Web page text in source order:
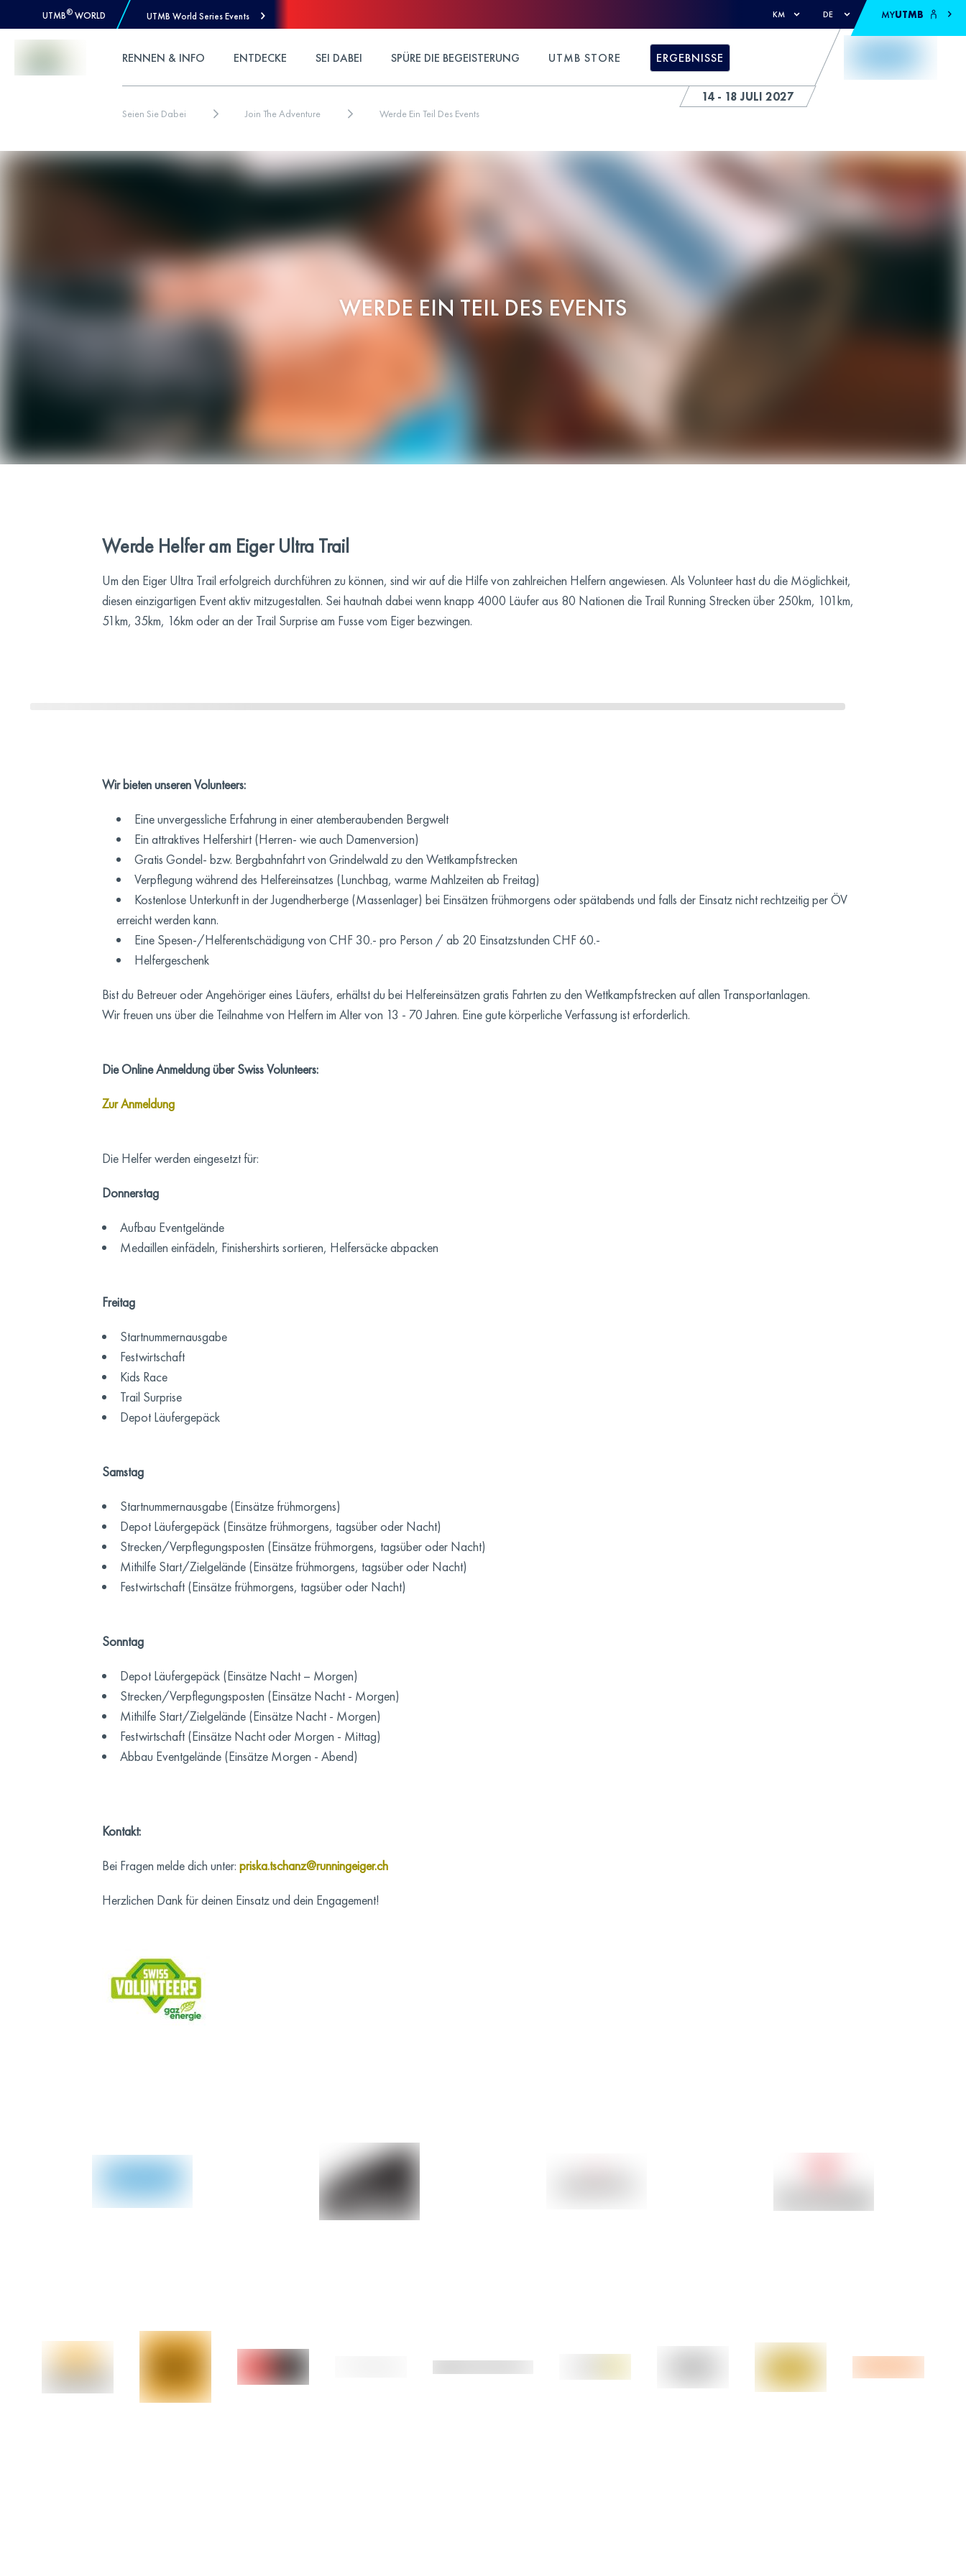
UTMB® WORLD UTMB World Series Events KM DE MYUTMB
14 - 18 JULI 2027
RENNEN & INFO ENTDECKE SEI DABEI SPÜRE DIE BEGEISTERUNG UTMB STORE ERGEBNISSE
Seien Sie Dabei Join The Adventure Werde Ein Teil Des Events
WERDE EIN TEIL DES EVENTS
Werde Helfer am Eiger Ultra Trail
Um den Eiger Ultra Trail erfolgreich durchführen zu können, sind wir auf die Hilfe von zahlreichen Helfern angewiesen. Als Volunteer hast du die Möglichkeit,
diesen einzigartigen Event aktiv mitzugestalten. Sei hautnah dabei wenn knapp 4000 Läufer aus 80 Nationen die Trail Running Strecken über 250km, 101km,
51km, 35km, 16km oder an der Trail Surprise am Fusse vom Eiger bezwingen.
Wir bieten unseren Volunteers:
Eine unvergessliche Erfahrung in einer atemberaubenden Bergwelt
Ein attraktives Helfershirt (Herren- wie auch Damenversion)
Gratis Gondel- bzw. Bergbahnfahrt von Grindelwald zu den Wettkampfstrecken
Verpflegung während des Helfereinsatzes (Lunchbag, warme Mahlzeiten ab Freitag)
Kostenlose Unterkunft in der Jugendherberge (Massenlager) bei Einsätzen frühmorgens oder spätabends und falls der Einsatz nicht rechtzeitig per ÖV
erreicht werden kann.
Eine Spesen-/Helferentschädigung von CHF 30.- pro Person / ab 20 Einsatzstunden CHF 60.-
Helfergeschenk
Bist du Betreuer oder Angehöriger eines Läufers, erhältst du bei Helfereinsätzen gratis Fahrten zu den Wettkampfstrecken auf allen Transportanlagen.
Wir freuen uns über die Teilnahme von Helfern im Alter von 13 - 70 Jahren. Eine gute körperliche Verfassung ist erforderlich.
Die Online Anmeldung über Swiss Volunteers:
Zur Anmeldung
Die Helfer werden eingesetzt für:
Donnerstag
Aufbau Eventgelände
Medaillen einfädeln, Finishershirts sortieren, Helfersäcke abpacken
Freitag
Startnummernausgabe
Festwirtschaft
Kids Race
Trail Surprise
Depot Läufergepäck
Samstag
Startnummernausgabe (Einsätze frühmorgens)
Depot Läufergepäck (Einsätze frühmorgens, tagsüber oder Nacht)
Strecken/Verpflegungsposten (Einsätze frühmorgens, tagsüber oder Nacht)
Mithilfe Start/Zielgelände (Einsätze frühmorgens, tagsüber oder Nacht)
Festwirtschaft (Einsätze frühmorgens, tagsüber oder Nacht)
Sonntag
Depot Läufergepäck (Einsätze Nacht – Morgen)
Strecken/Verpflegungsposten (Einsätze Nacht - Morgen)
Mithilfe Start/Zielgelände (Einsätze Nacht - Morgen)
Festwirtschaft (Einsätze Nacht oder Morgen - Mittag)
Abbau Eventgelände (Einsätze Morgen - Abend)
Kontakt:
Bei Fragen melde dich unter: priska.tschanz@runningeiger.ch
Herzlichen Dank für deinen Einsatz und dein Engagement!